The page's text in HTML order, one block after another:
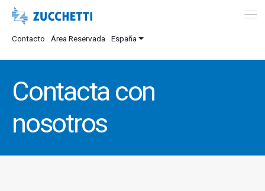
Contacto Área Reservada España
Contacta con
nosotros